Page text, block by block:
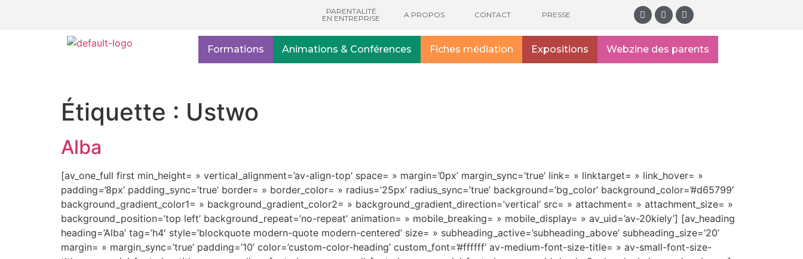
PARENTALITÉ
EN ENTREPRISE
A PROPOS CONTACT PRESSE
Formations Animations & Conférences Fiches médiation Expositions Webzine des parents
Étiquette : Ustwo
Alba
[av_one_full first min_height= » vertical_alignment=’av-align-top’ space= » margin=’0px’ margin_sync=’true’ link= » linktarget= » link_hover= »
padding=’8px’ padding_sync=’true’ border= » border_color= » radius=’25px’ radius_sync=’true’ background=’bg_color’ background_color=’#d65799′
background_gradient_color1= » background_gradient_color2= » background_gradient_direction=’vertical’ src= » attachment= » attachment_size= »
background_position=’top left’ background_repeat=’no-repeat’ animation= » mobile_breaking= » mobile_display= » av_uid=’av-20kiely’] [av_heading
heading=’Alba’ tag=’h4′ style=’blockquote modern-quote modern-centered’ size= » subheading_active=’subheading_above’ subheading_size=’20’
margin= » margin_sync=’true’ padding=’10’ color=’custom-color-heading’ custom_font=’#ffffff’ av-medium-font-size-title= » av-small-font-size-